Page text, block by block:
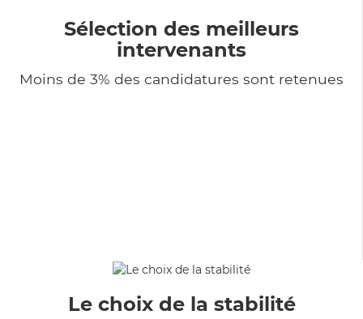
Sélection des meilleurs
intervenants
Moins de 3% des candidatures sont retenues
Le choix de la stabilité